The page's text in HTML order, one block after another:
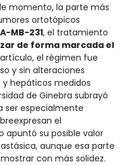
momento, la parte más
ortotópicos
MB-231, el tratamiento
de forma marcada el
el régimen fue
y sin alteraciones
hepáticos medidos
de Ginebra subrayó
ser especialmente
el
apuntó su posible valor
aunque esa parte
con más solidez.